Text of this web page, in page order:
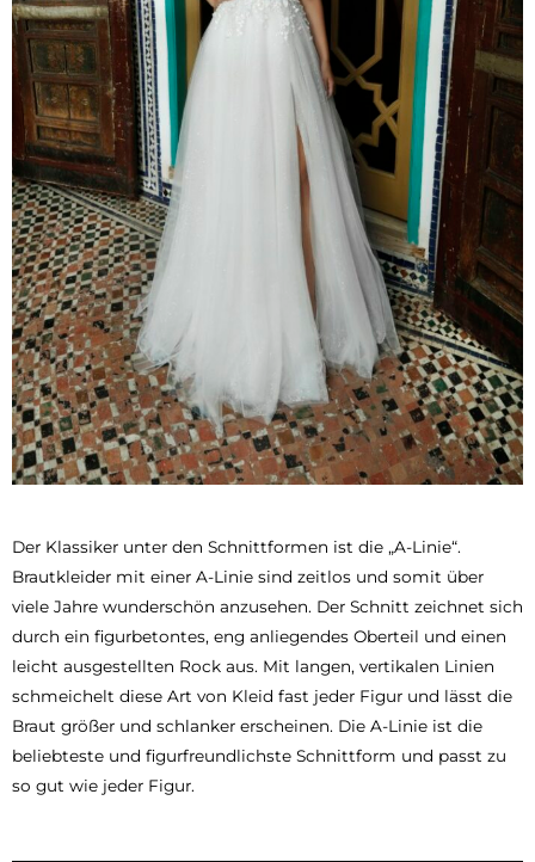
Der Klassiker unter den Schnittformen ist die „A-Linie“.
Brautkleider mit einer A-Linie sind zeitlos und somit über
viele Jahre wunderschön anzusehen. Der Schnitt zeichnet sich
durch ein figurbetontes, eng anliegendes Oberteil und einen
leicht ausgestellten Rock aus. Mit langen, vertikalen Linien
schmeichelt diese Art von Kleid fast jeder Figur und lässt die
Braut größer und schlanker erscheinen. Die A-Linie ist die
beliebteste und figurfreundlichste Schnittform und passt zu
so gut wie jeder Figur.